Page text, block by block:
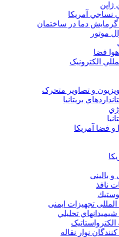
ژاپن
نساجي آمريکا
گرمايش دما در ساختمان
موتور
فضا
الکترونيک
و تصاوير متحرک
بريتانيا
و فضا آمريکا
و بالینی
نافذ
المللى تجهيزات ايمنى
شيميدانهاي تحليلي
الکترواستاتيک
نوار نقاله